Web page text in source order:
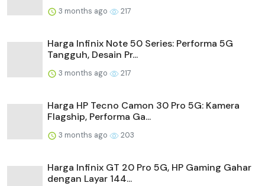
3 months ago 217
Harga Infinix Note 50 Series: Performa 5G
Tangguh, Desain Pr...
3 months ago 217
Harga HP Tecno Camon 30 Pro 5G: Kamera
Flagship, Performa Ga...
3 months ago 203
Harga Infinix GT 20 Pro 5G, HP Gaming Gahar
dengan Layar 144...